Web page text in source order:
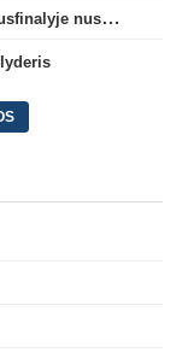
Persvaros neišsaugojusi „Gintra“ atrankos pusfinalyje nusileido Škotijos čempionėms